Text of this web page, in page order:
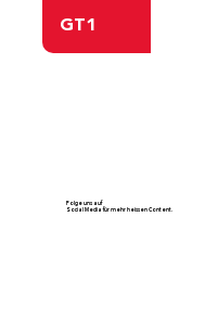
GT1
Folge uns auf
Social Media für mehr heissen Content.